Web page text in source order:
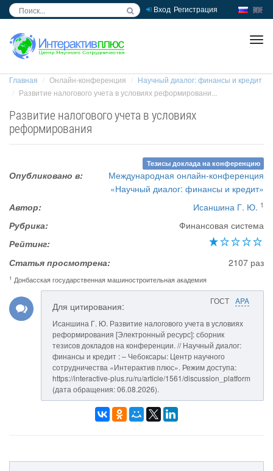
Вход Регистрация
Главная Онлайн-конференция
Научный диалог: финансы и кредит
Развитие налогового учета в условиях реформировани...
Развитие налогового учета в условиях
реформирования
Тезисы доклада на конференцию
Опубликовано в:
Международная онлайн-конференция
«Научный диалог: финансы и кредит»
Автор:
Исаншина Г. Ю. 1
Рубрика:
Финансовая система
Рейтинг:
Статья просмотрена:
2107 раз
1 Донбасская государственная машиностроительная академия
ГОСТ APA
Для цитирования:
Исаншина Г. Ю. Развитие налогового учета в условиях
реформирования [Электронный ресурс]: сборник
тезисов докладов на конференции. // Научный диалог:
финансы и кредит : – Чебоксары: Центр научного
сотрудничества «Интерактив плюс». Режим доступа:
https://interactive-plus.ru/ru/article/1561/discussion_platform
(дата обращения: 06.08.2026).